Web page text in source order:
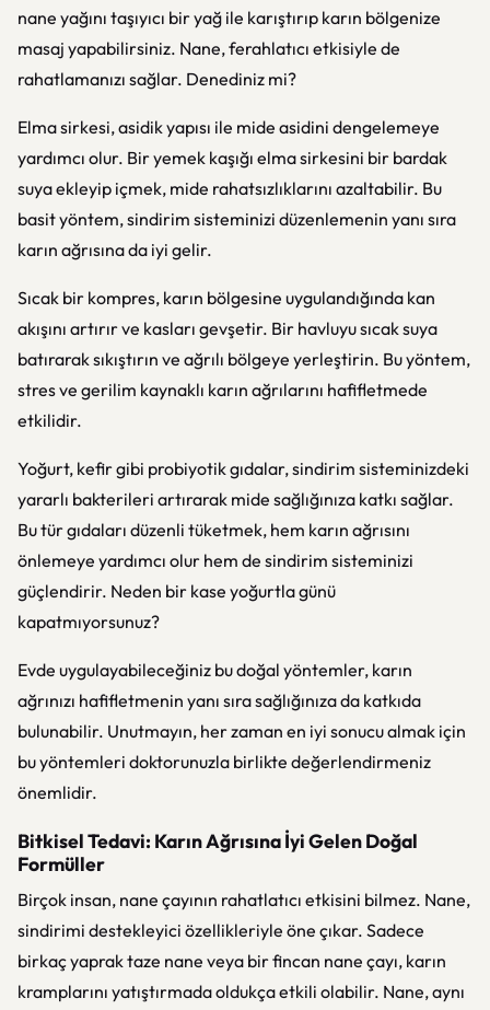
nane yağını taşıyıcı bir yağ ile karıştırıp karın bölgenize
masaj yapabilirsiniz. Nane, ferahlatıcı etkisiyle de
rahatlamanızı sağlar. Denediniz mi?
Elma sirkesi, asidik yapısı ile mide asidini dengelemeye
yardımcı olur. Bir yemek kaşığı elma sirkesini bir bardak
suya ekleyip içmek, mide rahatsızlıklarını azaltabilir. Bu
basit yöntem, sindirim sisteminizi düzenlemenin yanı sıra
karın ağrısına da iyi gelir.
Sıcak bir kompres, karın bölgesine uygulandığında kan
akışını artırır ve kasları gevşetir. Bir havluyu sıcak suya
batırarak sıkıştırın ve ağrılı bölgeye yerleştirin. Bu yöntem,
stres ve gerilim kaynaklı karın ağrılarını hafifletmede
etkilidir.
Yoğurt, kefir gibi probiyotik gıdalar, sindirim sisteminizdeki
yararlı bakterileri artırarak mide sağlığınıza katkı sağlar.
Bu tür gıdaları düzenli tüketmek, hem karın ağrısını
önlemeye yardımcı olur hem de sindirim sisteminizi
güçlendirir. Neden bir kase yoğurtla günü
kapatmıyorsunuz?
Evde uygulayabileceğiniz bu doğal yöntemler, karın
ağrınızı hafifletmenin yanı sıra sağlığınıza da katkıda
bulunabilir. Unutmayın, her zaman en iyi sonucu almak için
bu yöntemleri doktorunuzla birlikte değerlendirmeniz
önemlidir.
Bitkisel Tedavi: Karın Ağrısına İyi Gelen Doğal
Formüller
Birçok insan, nane çayının rahatlatıcı etkisini bilmez. Nane,
sindirimi destekleyici özellikleriyle öne çıkar. Sadece
birkaç yaprak taze nane veya bir fincan nane çayı, karın
kramplarını yatıştırmada oldukça etkili olabilir. Nane, aynı